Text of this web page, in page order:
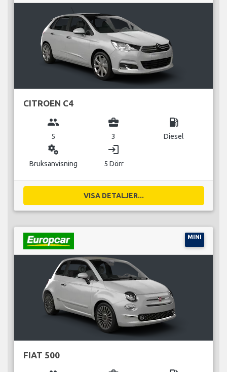
CITROEN C4
group
5
business_center
3
local_gas_station
Diesel
miscellaneous_services
Bruksanvisning
login
5 Dörr
VISA DETALJER...
MINI
FIAT 500